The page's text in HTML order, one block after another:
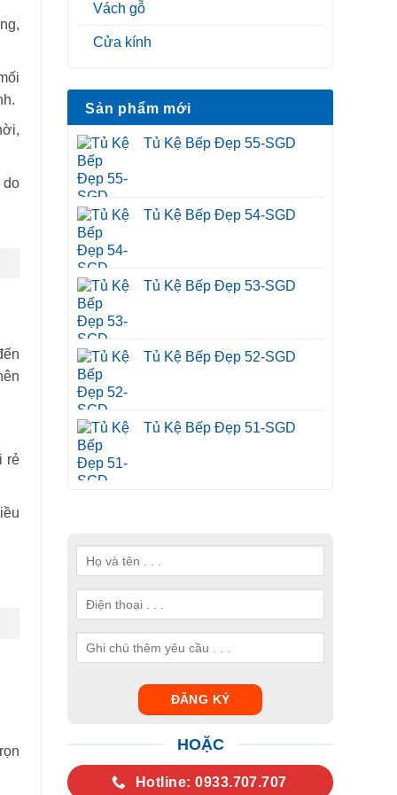
do
rẻ
Vách gỗ
Cửa kính
Sản phẩm mới
Tủ Kệ Bếp Đẹp 55-SGD
Tủ Kệ Bếp Đẹp 54-SGD
Tủ Kệ Bếp Đẹp 53-SGD
Tủ Kệ Bếp Đẹp 52-SGD
Tủ Kệ Bếp Đẹp 51-SGD
HOẶC
Hotline: 0933.707.707